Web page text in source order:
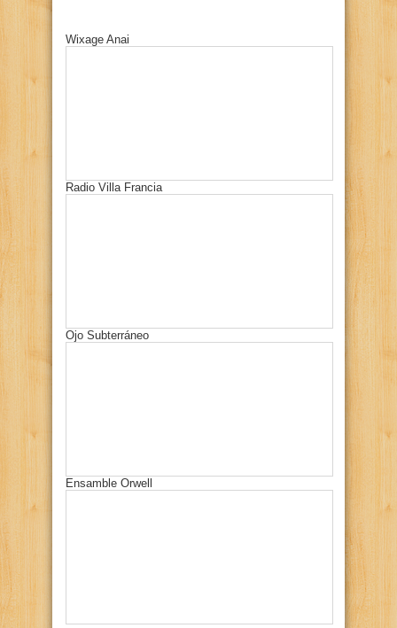
Wixage Anai
Radio Villa Francia
Ojo Subterráneo
Ensamble Orwell